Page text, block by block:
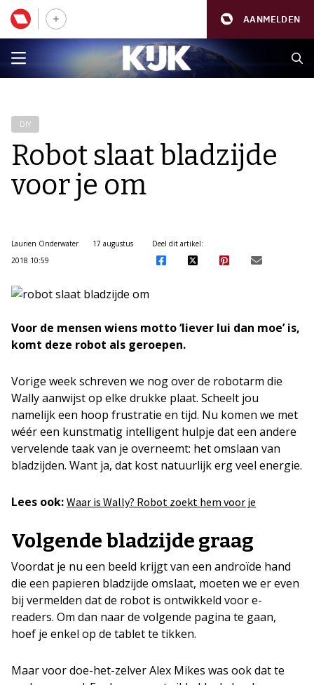
AANMELDEN
DIY
Robot slaat bladzijde
voor je om
Laurien Onderwater
17 augustus
2018 10:59
Deel dit artikel:
Voor de mensen wiens motto ‘liever lui dan moe’ is,
komt deze robot als geroepen.
Vorige week schreven we nog over de robotarm die
Wally aanwijst op elke drukke plaat. Scheelt jou
namelijk een hoop frustratie en tijd. Nu komen we met
wéér een kunstmatig intelligent hulpje dat een andere
vervelende taak van je overneemt: het omslaan van
bladzijden. Want ja, dat kost natuurlijk erg veel energie.
Lees ook: Waar is Wally? Robot zoekt hem voor je
Volgende bladzijde graag
Voordat je nu een beeld krijgt van een androïde hand
die een papieren bladzijde omslaat, moeten we er even
bij vermelden dat de robot is ontwikkeld voor e-
readers. Om dan naar de volgende pagina te gaan,
hoef je enkel op de tablet te tikken.
Maar voor doe-het-zelver Alex Mikes was ook dat te